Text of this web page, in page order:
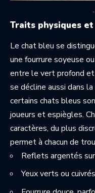
Traits physiques
Le chat bleu se
une fourrure soyeuse
entre le vert profond
se décline aussi dans
certains chats bleus
joueurs et espiègles.
caractères, du plus
permet à chacun de
Reflets argentés
Yeux verts ou cuivrés